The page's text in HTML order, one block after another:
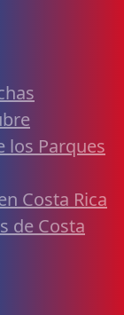
los Parques
Costa Rica
de Costa